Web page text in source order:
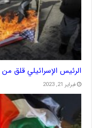
الرئيس الإسرائيلي قلق من
فبراير 21, 2023